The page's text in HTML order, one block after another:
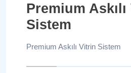
Premium
Sistem
Premium Askılı Vitrin Sistem